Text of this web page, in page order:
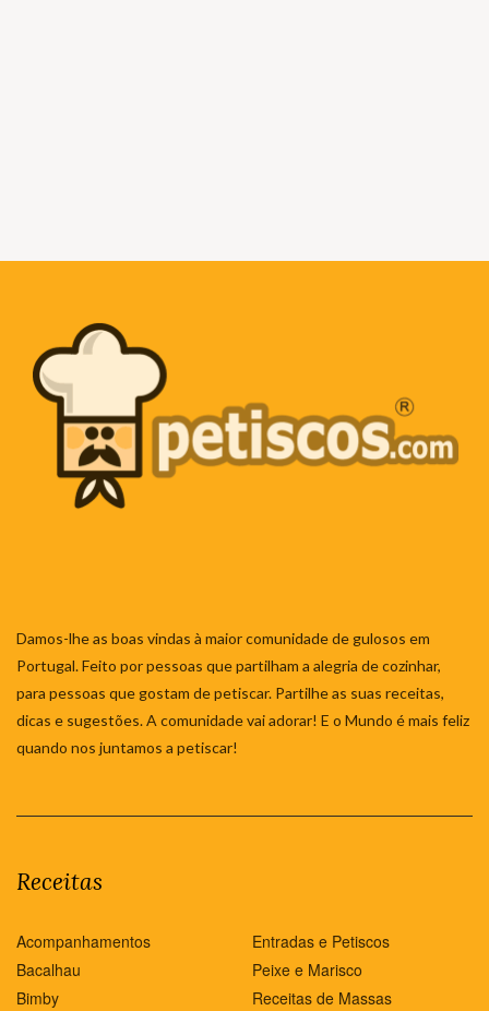
Damos-lhe as boas vindas à maior comunidade de gulosos em
Portugal. Feito por pessoas que partilham a alegria de cozinhar,
para pessoas que gostam de petiscar. Partilhe as suas receitas,
dicas e sugestões. A comunidade vai adorar! E o Mundo é mais feliz
quando nos juntamos a petiscar!
Receitas
Acompanhamentos
Bacalhau
Bimby
Entradas e Petiscos
Peixe e Marisco
Receitas de Massas